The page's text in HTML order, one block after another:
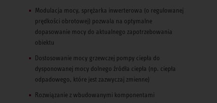
Modulacja mocy, sprężarka inwerterowa (o regulowanej
prędkości obrotowej) pozwala na optymalne
dopasowanie mocy do aktualnego zapotrzebowania
obiektu
Dostosowanie mocy grzewczej pompy ciepła do
dysponowanej mocy dolnego źródła ciepła (np. ciepła
odpadowego, które jest zazwyczaj zmienne)
Rozwiązanie z wbudowanymi komponentami